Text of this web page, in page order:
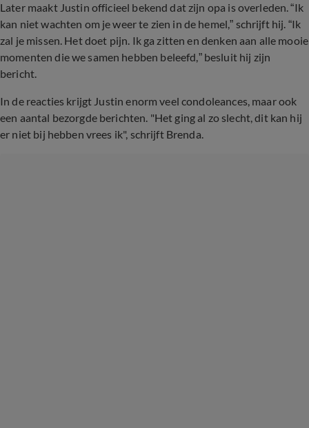
Later maakt Justin officieel bekend dat zijn opa is overleden. “Ik
kan niet wachten om je weer te zien in de hemel,” schrijft hij. “Ik
zal je missen. Het doet pijn. Ik ga zitten en denken aan alle mooie
momenten die we samen hebben beleefd,” besluit hij zijn
bericht.
In de reacties krijgt Justin enorm veel condoleances, maar ook
een aantal bezorgde berichten. "Het ging al zo slecht, dit kan hij
er niet bij hebben vrees ik", schrijft Brenda.